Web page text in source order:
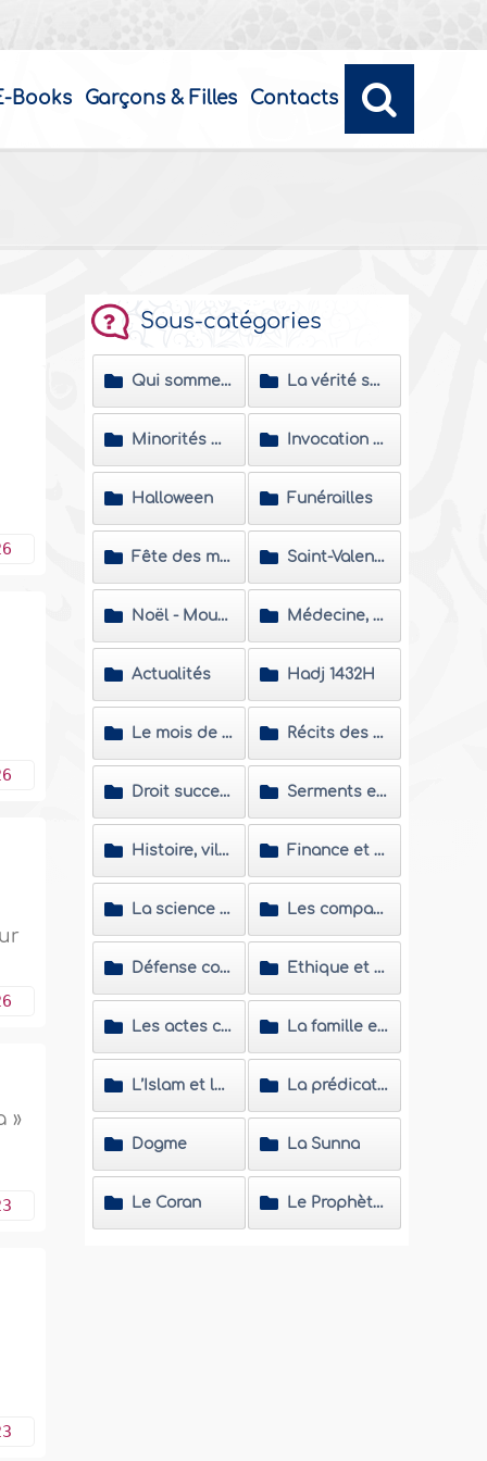
Books Garçons & Filles Contacts
»
Sous-catégories
Qui sommes-nous ? La vérité sur le Prophète Mohammed
Minorités musulmanes Invocation d’Allah
Halloween Funérailles
Fête des mères Saint-Valentin
Noël - Mouharram Médecine, médias, culture et moyens de divertissement
Actualités Hadj 1432H
Le mois de Ramadan Récits des nouveaux convertis
Droit successoral et les problèmes de succession Serments et vœux
Histoire, villes et personnalités islamiques Finance et économie
La science et les savants Les compagnons
Défense contre les polémiques Ethique et morale
Les actes cultuels La famille et la société
L’Islam et les non musulmans La prédication islamique
Dogme La Sunna
Le Coran Le Prophète (Salla Allahou Alayhi wa Sallam)